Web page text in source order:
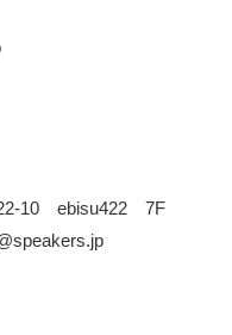
10 ebisu422 7F